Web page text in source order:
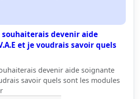
souhaiterais devenir aide
et je voudrais savoir quels
devenir aide soignante
savoir quels sont les modules